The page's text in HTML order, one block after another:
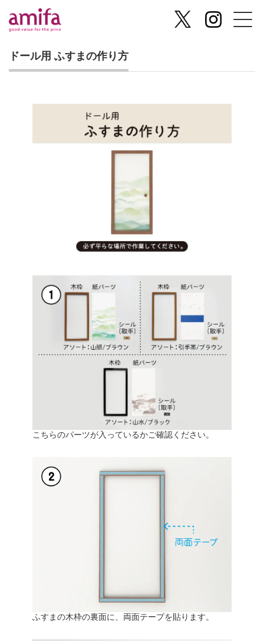
ドール用 ふすまの作り方
こちらのパーツが入っているかご確認ください。
ふすまの木枠の裏面に、両面テープを貼ります。